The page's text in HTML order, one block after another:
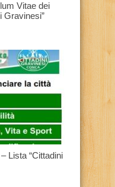
Vitae dei
Gravinesi”
Lista “Cittadini